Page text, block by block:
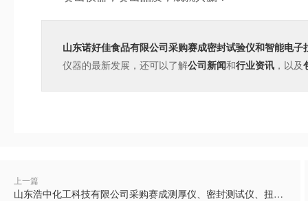
山东诺好佳食品有限公司采购赛成密封试验仪和智能电子
仪器的最新发展，还可以了解公司新闻和行业资讯 ，以及
上一篇
山东浩中化工科技有限公司采购赛成测厚仪、密封测试仪、扭矩测试仪等多台仪